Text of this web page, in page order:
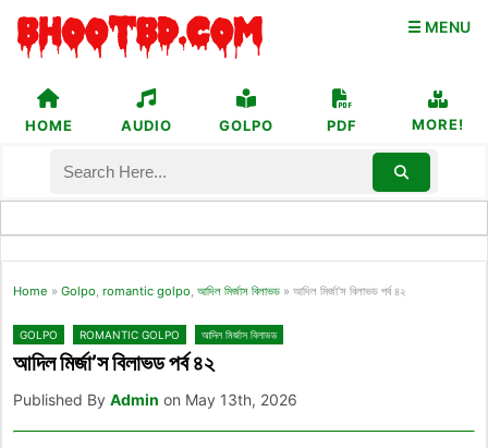
☰ MENU
HOME AUDIO GOLPO PDF MORE!
Home » Golpo, romantic golpo, আদিল মির্জাস বিলাভড » আদিল মির্জা’স বিলাভড পর্ব ৪২
GOLPO ROMANTIC GOLPO আদিল মির্জাস বিলাভড
আদিল মির্জা’স বিলাভড পর্ব ৪২
Published By Admin on May 13th, 2026